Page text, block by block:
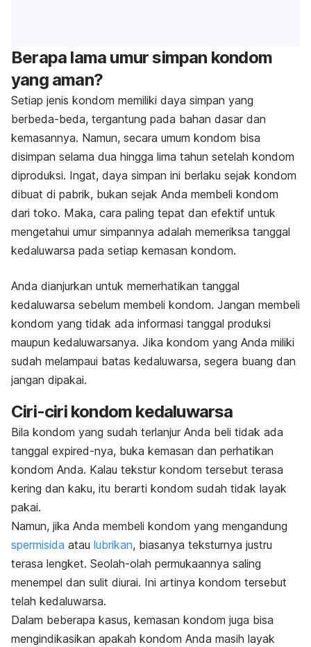
Berapa lama umur simpan kondom
yang aman?
Setiap jenis kondom memiliki daya simpan yang
berbeda-beda, tergantung pada bahan dasar dan
kemasannya. Namun, secara umum kondom bisa
disimpan selama dua hingga lima tahun setelah kondom
diproduksi. Ingat, daya simpan ini berlaku sejak kondom
dibuat di pabrik, bukan sejak Anda membeli kondom
dari toko. Maka, cara paling tepat dan efektif untuk
mengetahui umur simpannya adalah memeriksa tanggal
kedaluwarsa pada setiap kemasan kondom.
Anda dianjurkan untuk memerhatikan tanggal
kedaluwarsa sebelum membeli kondom. Jangan membeli
kondom yang tidak ada informasi tanggal produksi
maupun kedaluwarsanya. Jika kondom yang Anda miliki
sudah melampaui batas kedaluwarsa, segera buang dan
jangan dipakai.
Ciri-ciri kondom kedaluwarsa
Bila kondom yang sudah terlanjur Anda beli tidak ada
tanggal expired-nya, buka kemasan dan perhatikan
kondom Anda. Kalau tekstur kondom tersebut terasa
kering dan kaku, itu berarti kondom sudah tidak layak
pakai.
Namun, jika Anda membeli kondom yang mengandung
spermisida atau lubrikan, biasanya teksturnya justru
terasa lengket. Seolah-olah permukaannya saling
menempel dan sulit diurai. Ini artinya kondom tersebut
telah kedaluwarsa.
Dalam beberapa kasus, kemasan kondom juga bisa
mengindikasikan apakah kondom Anda masih layak